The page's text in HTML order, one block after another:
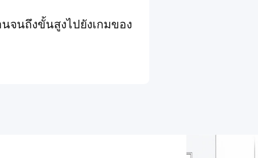
จนถึงขั้นสูงไปยังเกมของ